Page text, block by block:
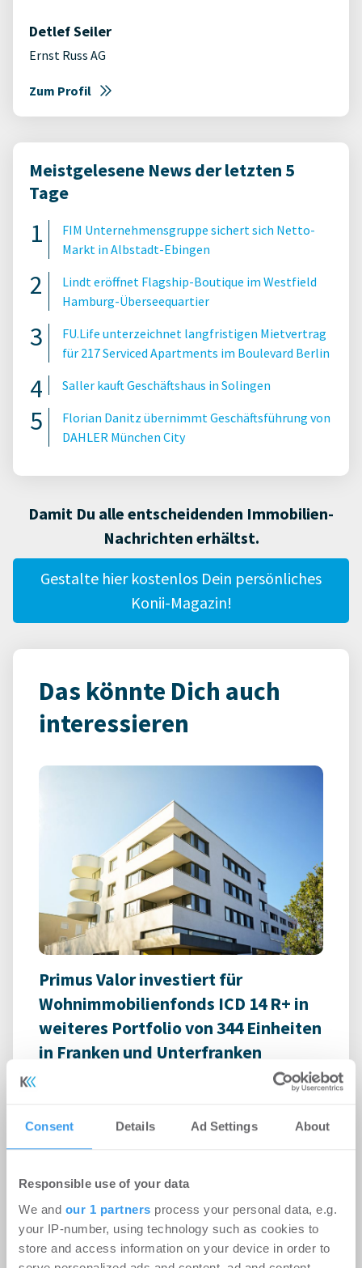
Consent Details Ad Settings About
Responsible use of your data
We and our 1 partners process your personal data, e.g.
your IP-number, using technology such as cookies to
store and access information on your device in order to
Detlef Seiler
Ernst Russ AG
Zum Profil
Meistgelesene News der letzten 5
Tage
FIM Unternehmensgruppe sichert sich Netto-
Markt in Albstadt-Ebingen
Lindt eröffnet Flagship-Boutique im Westfield
Hamburg-Überseequartier
FU.Life unterzeichnet langfristigen Mietvertrag
für 217 Serviced Apartments im Boulevard Berlin
Saller kauft Geschäftshaus in Solingen
Florian Danitz übernimmt Geschäftsführung von
DAHLER München City
Damit Du alle entscheidenden Immobilien-
Nachrichten erhältst.
Gestalte hier kostenlos Dein persönliches
Konii-Magazin!
Das könnte Dich auch
interessieren
Primus Valor investiert für
Wohnimmobilienfonds ICD 14 R+ in
weiteres Portfolio von 344 Einheiten
in Franken und Unterfranken
registriert, erstellen Sie sich jetzt Ihren
kostenlosen Account, um auf die neusten ...